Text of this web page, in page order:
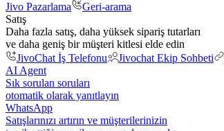
Jivo Pazarlama
Geri-arama
Satış
Daha fazla satış, daha yüksek sipariş tutarları
ve daha geniş bir müşteri kitlesi elde edin
JivoChat İş Telefonu
Jivochat Ekip Sohbeti
AI Agent
Sık sorulan soruları
otomatik olarak yanıtlayın
WhatsApp
Satışlarınızı artırın ve müşterilerinizin